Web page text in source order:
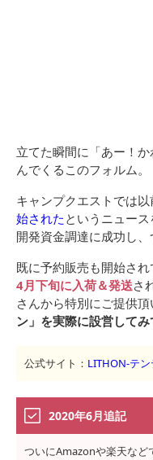
立てた瞬間に「あー！
んでくるこのフォルム。
キャンプクエストでは以
始された というニュー
開発資金調達に成功し
既に予約販売も開始され
4月下旬に入荷＆発送さ
さんから特別にご提供頂
ン」を実際に設営して
公式サイト： LITHON-テン
2020年6月追記
ついにAmazonや楽天など